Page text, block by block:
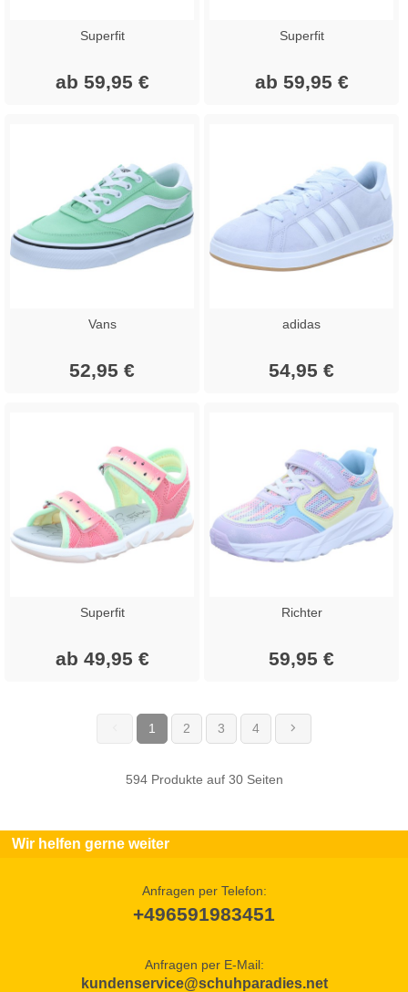
Superfit
ab 59,95 €
Superfit
ab 59,95 €
Vans
52,95 €
adidas
54,95 €
Superfit
ab 49,95 €
Richter
59,95 €
1 (current)
2 3 4
594 Produkte auf 30 Seiten
Wir helfen gerne weiter
Anfragen per Telefon:
+496591983451
Anfragen per E-Mail:
kundenservice@schuhparadies.net